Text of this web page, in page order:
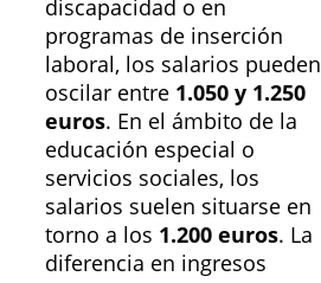
discapacidad o en
programas de inserción
laboral, los salarios pueden
oscilar entre 1.050 y 1.250
euros. En el ámbito de la
educación especial o
servicios sociales, los
salarios suelen situarse en
torno a los 1.200 euros. La
diferencia en ingresos